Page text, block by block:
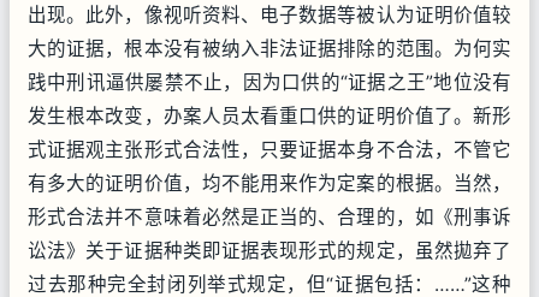
出现。此外，像视听资料、电子数据等被认为证明价值较
大的证据，根本没有被纳入非法证据排除的范围。为何实
践中刑讯逼供屡禁不止，因为口供的“证据之王”地位没有
发生根本改变，办案人员太看重口供的证明价值了。新形
式证据观主张形式合法性，只要证据本身不合法，不管它
有多大的证明价值，均不能用来作为定案的根据。当然，
形式合法并不意味着必然是正当的、合理的，如《刑事诉
讼法》关于证据种类即证据表现形式的规定，虽然拋弃了
过去那种完全封闭列举式规定，但“证据包括：……”这种